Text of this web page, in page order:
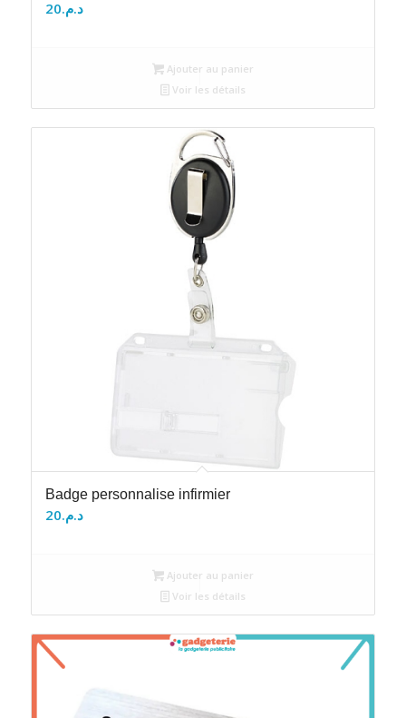
د.م.20
Ajouter au panier
Voir les détails
Badge personnalise infirmier
د.م.20
Ajouter au panier
Voir les détails